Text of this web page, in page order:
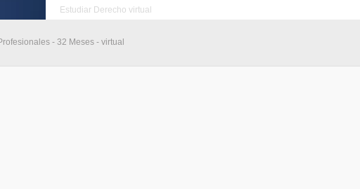
Estudiar Derecho virtual
- 32 Meses - virtual